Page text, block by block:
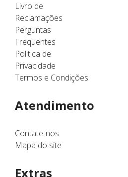
Livro de
Reclamações
Perguntas
Frequentes
Politica de
Privacidade
Termos e Condições
Atendimento
Contate-nos
Mapa do site
Extras